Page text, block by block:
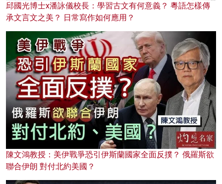
邱國光博士x潘詠儀校長：學習古文有何意義？ 粵語怎樣傳
承文言文之美？ 日常寫作如何應用？
陳文鴻教授：美伊戰爭恐引伊斯蘭國家全面反撲？ 俄羅斯欲
聯合伊朗 對付北約美國？